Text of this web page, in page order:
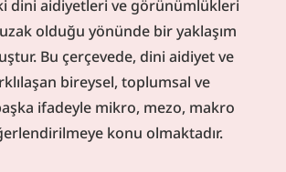
dini aidiyetleri ve görünümlükleri
olduğu yönünde bir yaklaşım
Bu çerçevede, dini aidiyet ve
bireysel, toplumsal ve
ifadeyle mikro, mezo, makro
konu olmaktadır.